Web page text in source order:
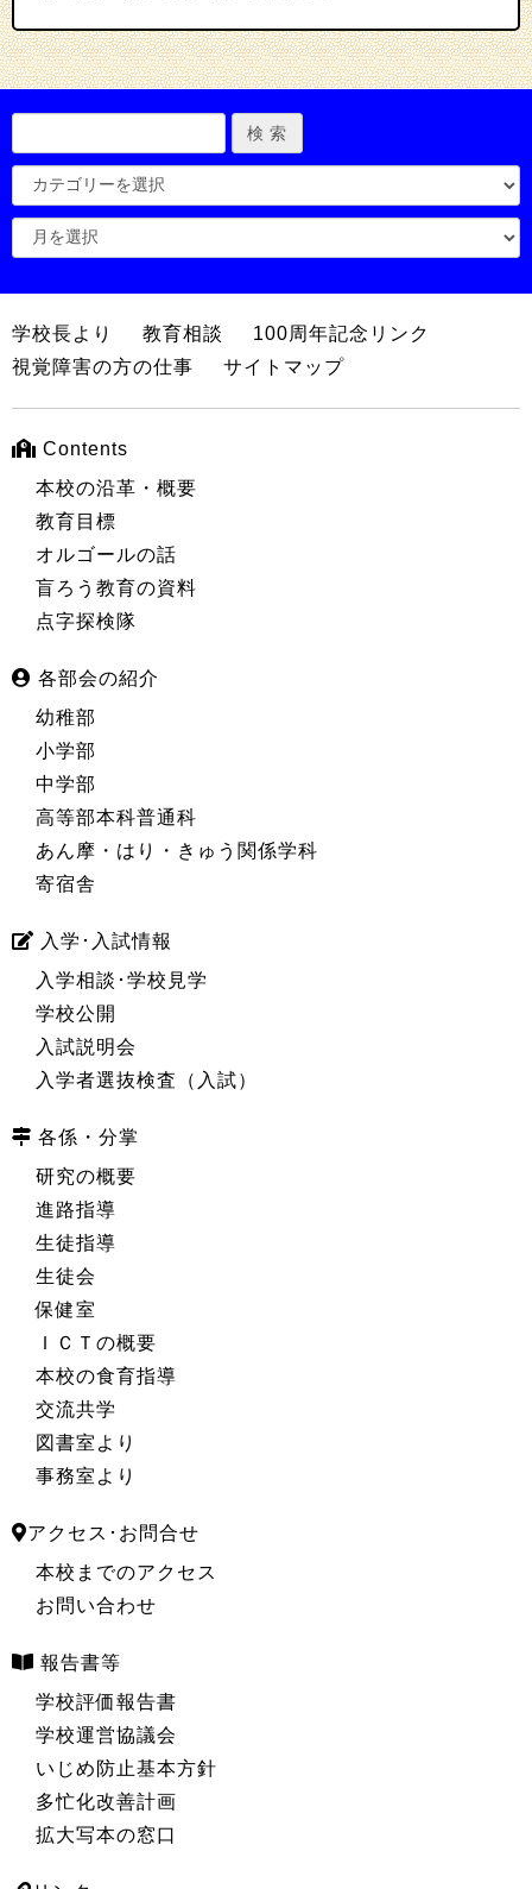
学校長より 教育相談
100周年記念リンク
視覚障害の方の仕事
サイトマップ
Contents
本校の沿革・概要
教育目標
オルゴールの話
盲ろう教育の資料
点字探検隊
各部会の紹介
幼稚部
小学部
中学部
高等部本科普通科
あん摩・はり・きゅう関係学科
寄宿舎
入学･入試情報
入学相談･学校見学
学校公開
入試説明会
入学者選抜検査（入試）
各係・分掌
研究の概要
進路指導
生徒指導
生徒会
保健室
ＩＣＴの概要
本校の食育指導
交流共学
図書室より
事務室より
アクセス･お問合せ
本校までのアクセス
お問い合わせ
報告書等
学校評価報告書
学校運営協議会
いじめ防止基本方針
多忙化改善計画
拡大写本の窓口